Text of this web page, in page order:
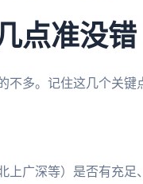
点准没错
多。记住这几个关键
上广深等）是否有充足